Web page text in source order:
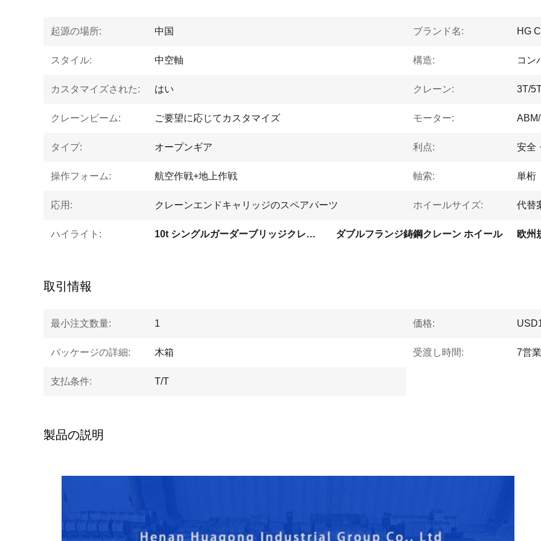
起源の場所: 中国 ブランド名: HG
スタイル: 中空軸 構造: コン
カスタマイズされた: はい クレーン: 3T/
クレーンビーム: ご要望に応じてカスタマイズ モーター:
タイプ: オープンギア 利点: 安全
操作フォーム: 航空作戦+地上作戦 軸索: 単桁
応用: クレーンエンドキャリッジのスペアパーツ ホイールサイズ: 代替
ハイライト: 10t シングルガーダーブリッジクレーン ホイール ダブルフランジ鋳鋼クレーン ホイール 欧州
取引情報
最小注文数量: 1 価格:
パッケージの詳細: 木箱 受渡し時間: 7営
支払条件: T/T
製品の説明